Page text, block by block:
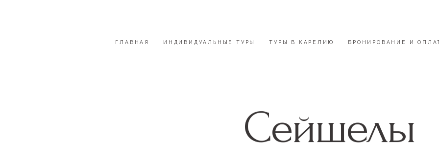
ГЛАВНАЯ ИНДИВИДУАЛЬНЫЕ ТУРЫ ТУРЫ В КАРЕЛИЮ БРОНИРОВАНИЕ И
Сейшелы